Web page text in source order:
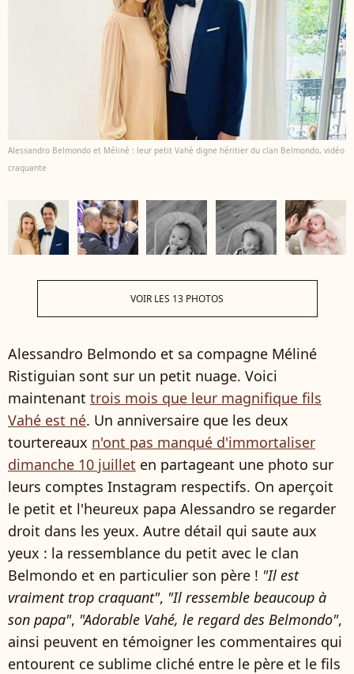
Alessandro Belmondo et Méliné : leur petit Vahé digne héritier du clan Belmondo, vidéo
craquante
VOIR LES 13 PHOTOS
Alessandro Belmondo et sa compagne Méliné
Ristiguian sont sur un petit nuage. Voici
maintenant trois mois que leur magnifique fils
Vahé est né. Un anniversaire que les deux
tourtereaux n'ont pas manqué d'immortaliser
dimanche 10 juillet en partageant une photo sur
leurs comptes Instagram respectifs. On aperçoit
le petit et l'heureux papa Alessandro se regarder
droit dans les yeux. Autre détail qui saute aux
yeux : la ressemblance du petit avec le clan
Belmondo et en particulier son père ! "Il est
vraiment trop craquant", "Il ressemble beaucoup à
son papa", "Adorable Vahé, le regard des Belmondo",
ainsi peuvent en témoigner les commentaires qui
entourent ce sublime cliché entre le père et le fils